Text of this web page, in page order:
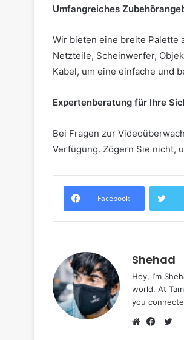
Umfangreiches
Wir bieten eine breite Palette
Netzteile, Scheinwerfer,
Kabel, um eine einfache und
Expertenberatung für Ihre
Bei Fragen zur
Verfügung. Zögern Sie nicht,
Facebook
Shehad
Hey, I’m
world. At
you